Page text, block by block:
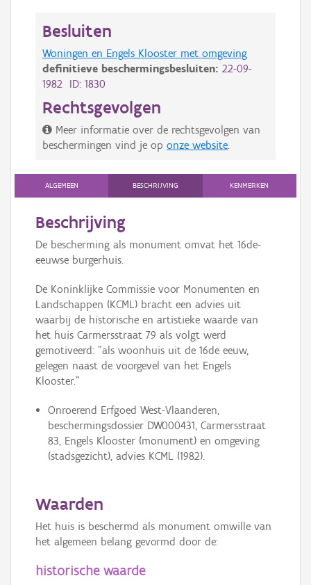
Besluiten
Woningen en Engels Klooster met omgeving
definitieve beschermingsbesluiten: 22-09-
1982 ID: 1830
Rechtsgevolgen
Meer informatie over de rechtsgevolgen van
beschermingen vind je op onze website
ALGEMEEN BESCHRIJVING KENMERKEN
Beschrijving
De bescherming als monument omvat het 16de-
eeuwse burgerhuis.
De Koninklijke Commissie voor Monumenten en
Landschappen (KCML) bracht een advies uit
waarbij de historische en artistieke waarde van
het huis Carmersstraat 79 als volgt werd
gemotiveerd: "als woonhuis uit de 16de eeuw,
gelegen naast de voorgevel van het Engels
Klooster."
Onroerend Erfgoed West-Vlaanderen,
beschermingsdossier DW000431, Carmersstraat
83, Engels Klooster (monument) en omgeving
(stadsgezicht), advies KCML (1982).
Waarden
Het huis is beschermd als monument omwille van
het algemeen belang gevormd door de:
historische waarde